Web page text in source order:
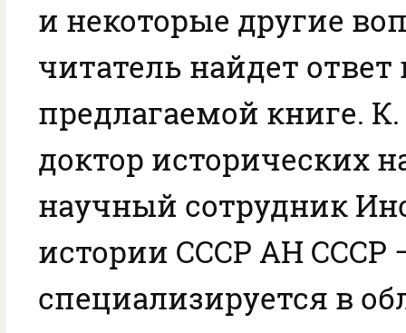
и некоторые другие
читатель найдет ответ
предлагаемой книге.
доктор исторических
научный сотрудник
истории СССР АН СССР
специализируется в